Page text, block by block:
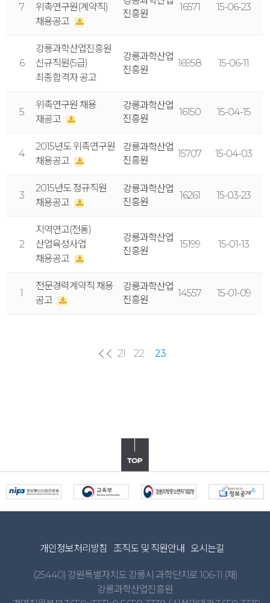
7
위촉연구원(계약직)
채용공고
진흥원
16571 15-06-23
6
강릉과학산업진흥원
신규직원(5급)
최종합격자 공고
강릉과학산업
진흥원
16958 15-06-11
5
위촉연구원 채용
재공고
강릉과학산업
진흥원
16150 15-04-15
4
2015년도 위촉연구원
채용공고
강릉과학산업
진흥원
15707 15-04-03
3
2015년도 정규직원
채용공고
강릉과학산업
진흥원
16261 15-03-23
2
지역연고(전통)
산업육성사업
채용공고
강릉과학산업
진흥원
15199 15-01-13
1
전문경력계약직 채용
공고
강릉과학산업
진흥원
14557 15-01-09
21 22 23
개인정보처리방침 조직도 및 직원안내 오시는길
(25440) 강원특별자치도 강릉시 과학단지로 106-11 (재)
강릉과학산업진흥원